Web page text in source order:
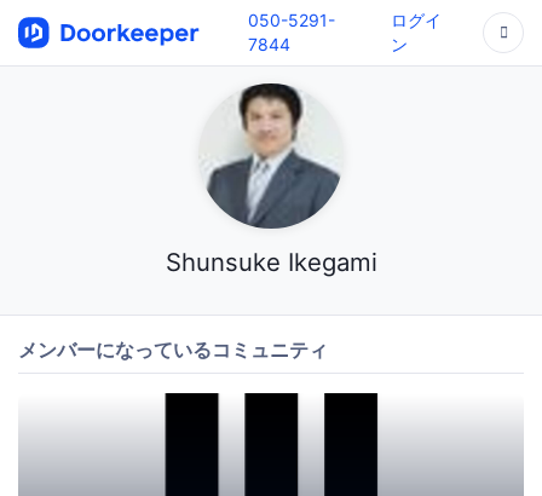
050-5291-
7844
ログイ
ン
Shunsuke Ikegami
メンバーになっているコミュニティ